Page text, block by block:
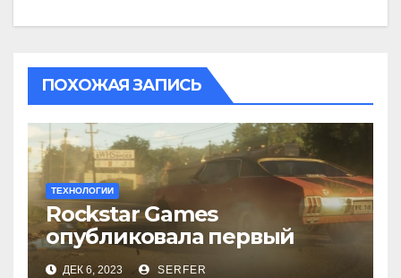
ПОХОЖАЯ ЗАПИСЬ
ТЕХНОЛОГИИ
Rockstar Games
опубликовала первый
трейлер видеоигры GTA 6
ДЕК 6, 2023 SERFER